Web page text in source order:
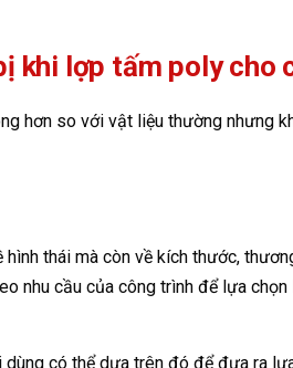
khi lợp tấm poly cho
hơn so với vật liệu thường nhưng
thái mà còn về kích thước,
nhu cầu của công trình để lựa
có thể dựa trên đó để đưa ra